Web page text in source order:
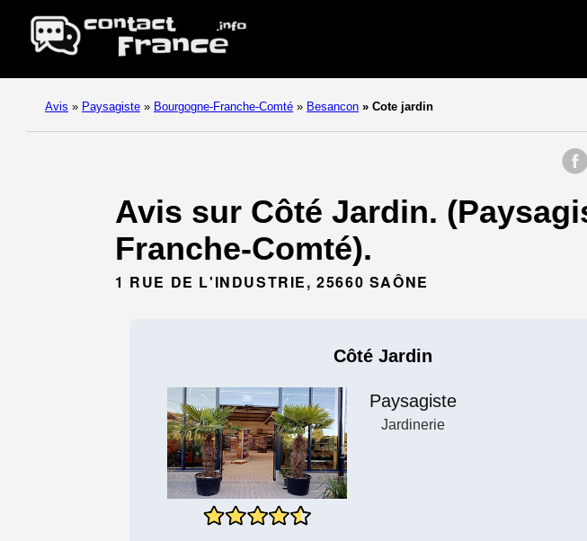
Avis » Paysagiste » Bourgogne-Franche-Comté » Besancon » Cote jardin
Avis sur Côté Jardin.
Franche-Comté).
1 RUE DE L'INDUSTRIE, 25660 SAÔNE
Côté Jardin
Paysagiste
Jardinerie